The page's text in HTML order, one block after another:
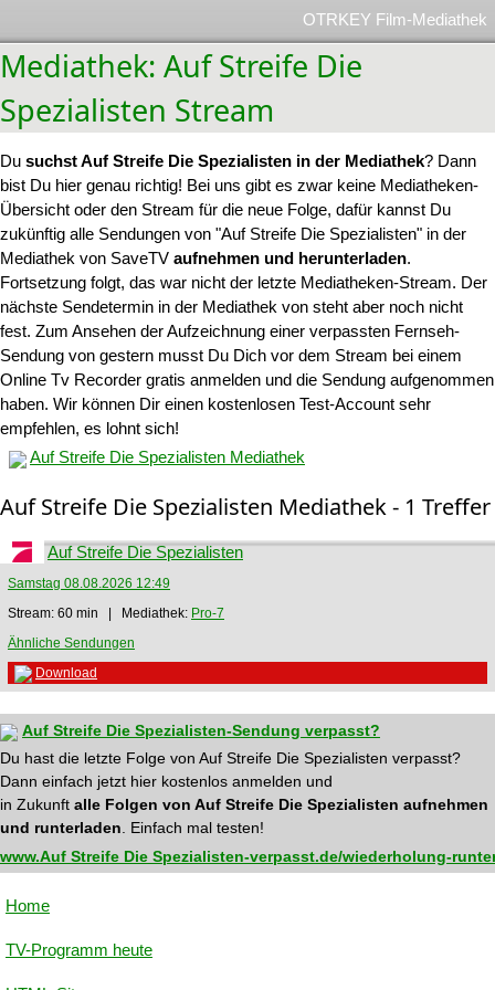
OTRKEY Film-Mediathek
Mediathek: Auf Streife Die
Spezialisten Stream
Du suchst Auf Streife Die Spezialisten in der Mediathek? Dann
bist Du hier genau richtig! Bei uns gibt es zwar keine Mediatheken-
Übersicht oder den Stream für die neue Folge, dafür kannst Du
zukünftig alle Sendungen von "Auf Streife Die Spezialisten" in der
Mediathek von SaveTV aufnehmen und herunterladen.
Fortsetzung folgt, das war nicht der letzte Mediatheken-Stream. Der
nächste Sendetermin in der Mediathek von steht aber noch nicht
fest. Zum Ansehen der Aufzeichnung einer verpassten Fernseh-
Sendung von gestern musst Du Dich vor dem Stream bei einem
Online Tv Recorder gratis anmelden und die Sendung aufgenommen
haben. Wir können Dir einen kostenlosen Test-Account sehr
empfehlen, es lohnt sich!
Auf Streife Die Spezialisten Mediathek
Auf Streife Die Spezialisten Mediathek - 1 Treffer
Auf Streife Die Spezialisten
Samstag 08.08.2026 12:49
Stream: 60 min | Mediathek: Pro-7
Ähnliche Sendungen
Download
Auf Streife Die Spezialisten-Sendung verpasst?
Du hast die letzte Folge von Auf Streife Die Spezialisten verpasst?
Dann einfach jetzt hier kostenlos anmelden und
in Zukunft alle Folgen von Auf Streife Die Spezialisten aufnehmen
und runterladen . Einfach mal testen!
www.Auf Streife Die Spezialisten-verpasst.de/wiederholung-
Home
TV-Programm heute